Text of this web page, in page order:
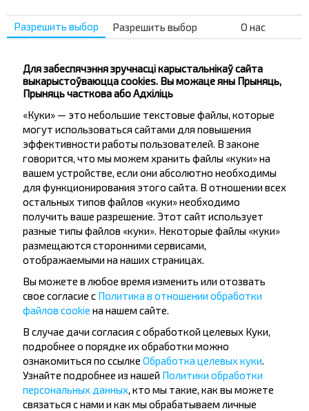
Падпісацц
Пытанне - Адказ
Как купить билет?
Существуют ли какие-то
ограничения на поездку?
За сколько времени до поездки
начинать искать билеты?
Разрешить выбор Разрешить выбор О нас
Для забеспячэння зручнасці карыстальнікаў сайта
выкарыстоўваюцца cookies. Вы можаце яны Прыняць,
Прыняць часткова або Адхіліць
«Куки» — это небольшие текстовые файлы, которые
могут использоваться сайтами для повышения
эффективности работы пользователей. В законе
говорится, что мы можем хранить файлы «куки» на
вашем устройстве, если они абсолютно необходимы
для функционирования этого сайта. В отношении всех
остальных типов файлов «куки» необходимо
получить ваше разрешение. Этот сайт использует
разные типы файлов «куки». Некоторые файлы «куки»
размещаются сторонними сервисами,
отображаемыми на наших страницах.
Вы можете в любое время изменить или отозвать
свое согласие с Политика в отношении обработки
файлов cookie на нашем сайте.
В случае дачи согласия с обработкой целевых Куки,
подробнее о порядке их обработки можно
ознакомиться по ссылке Обработка целевых куки.
Узнайте подробнее из нашей Политики обработки
персональных данных, кто мы такие, как вы можете
связаться с нами и как мы обрабатываем личные